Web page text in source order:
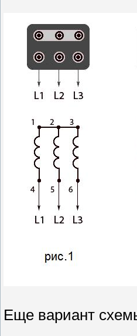
Еще вариант